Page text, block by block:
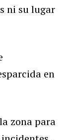
ni su lugar
en
zona para